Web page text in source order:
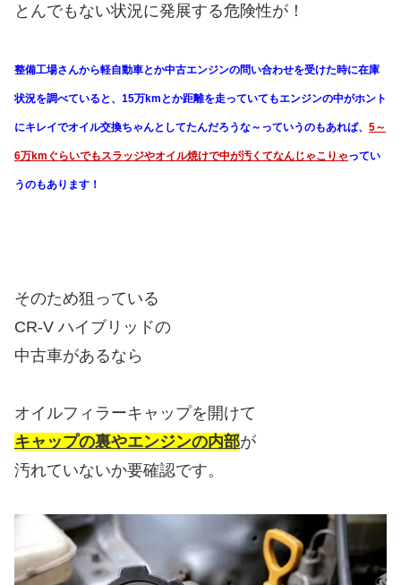
とんでもない状況に発展する危険性が！
整備工場さんから軽自動車とか中古エンジンの問い合わせを受けた時に在庫
状況を調べていると、15万kmとか距離を走っていてもエンジンの中がホント
にキレイでオイル交換ちゃんとしてたんだろうな～っていうのもあれば、 5～
6万kmぐらいでもスラッジやオイル焼けで中が汚くてなんじゃこりゃってい
うのもあります！
そのため狙っている
CR-V ハイブリッドの
中古車があるなら
オイルフィラーキャップを開けて
キャップの裏やエンジンの内部が
汚れていないか要確認です。